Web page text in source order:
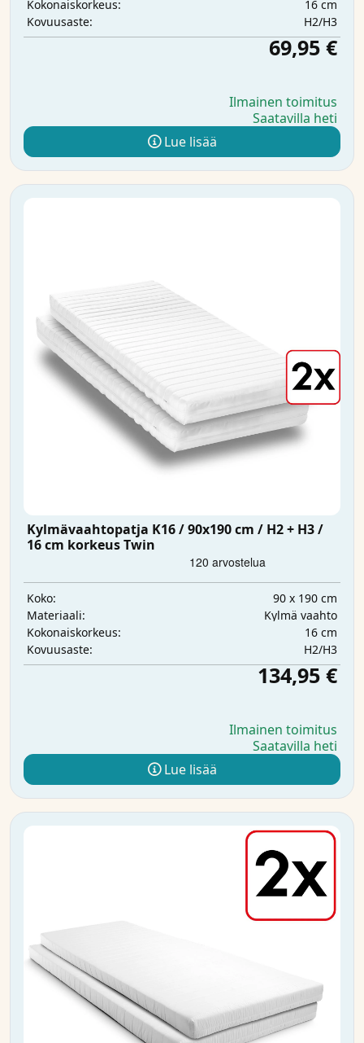
Kokonaiskorkeus:
16 cm
Kovuusaste:
H2/H3
69,95 €
Ilmainen toimitus
Saatavilla heti
Lue lisää
Kylmävaahtopatja K16 / 90x190 cm / H2 + H3 /
16 cm korkeus Twin
Koko:
90 x 190 cm
Materiaali:
Kylmä vaahto
Kokonaiskorkeus:
16 cm
Kovuusaste:
H2/H3
134,95 €
Ilmainen toimitus
Saatavilla heti
Lue lisää